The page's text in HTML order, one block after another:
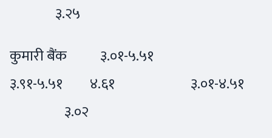
३.२५
कुमारी बैंक ३.०१-५.५१
३.९१-५.५१ ४.६१ ३.०१-४.५१
३.०२